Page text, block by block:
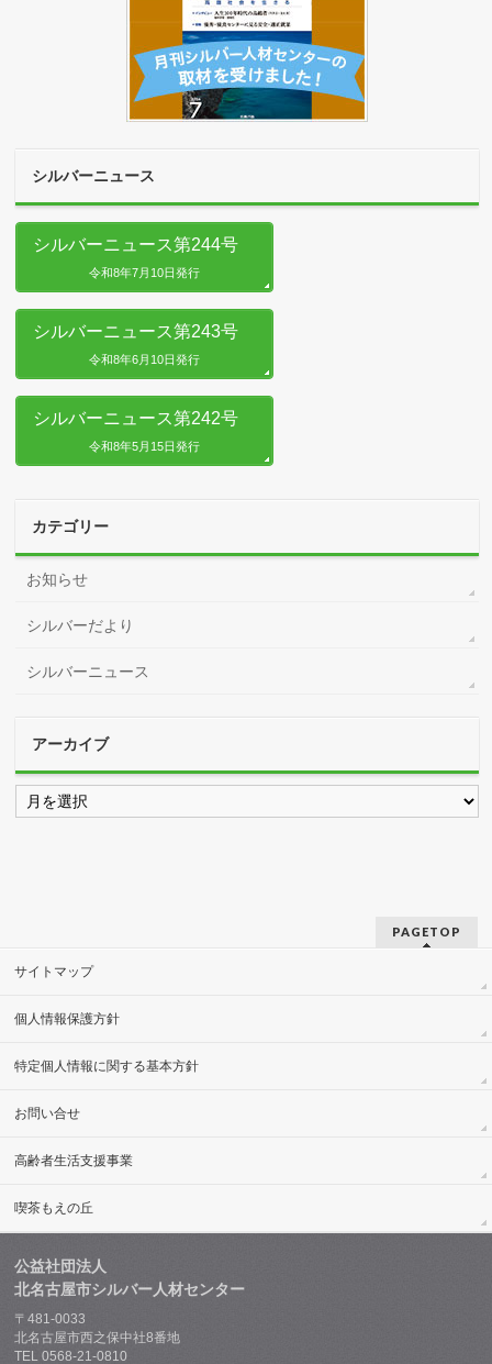
シルバーニュース
シルバーニュース第244号
令和8年7月10日発行
シルバーニュース第243号
令和8年6月10日発行
シルバーニュース第242号
令和8年5月15日発行
カテゴリー
お知らせ
シルバーだより
シルバーニュース
アーカイブ
ア
ー
カ
PAGETOP
サイトマップ
個人情報保護方針
特定個人情報に関する基本方針
お問い合せ
高齢者生活支援事業
喫茶もえの丘
公益社団法人
北名古屋市シルバー人材センター
〒481-0033
北名古屋市西之保中社8番地
TEL 0568-21-0810